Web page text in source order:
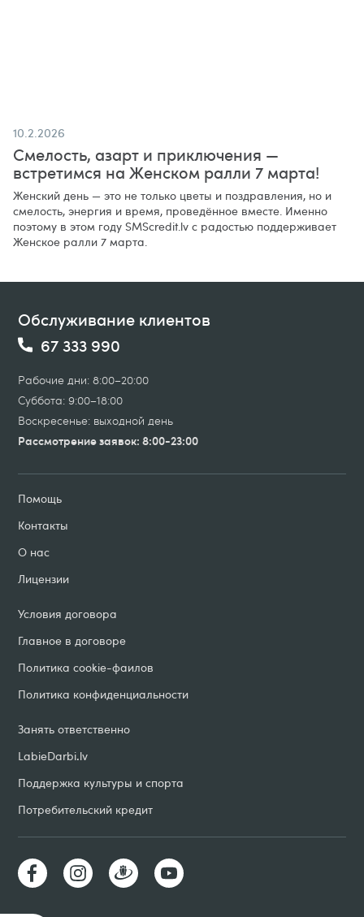
10.2.2026
Смелость, азарт и приключения —
встретимся на Женском ралли 7 марта!
Женский день — это не только цветы и поздравления, но и
смелость, энергия и время, проведённое вместе. Именно
поэтому в этом году SMScredit.lv с радостью поддерживает
Женское ралли 7 марта.
Обслуживание клиентов
67 333 990
Рабочие дни: 8:00–20:00
Суббота: 9:00–18:00
Воскресенье: выходной день
Рассмотрение заявок: 8:00-23:00
Помощь
Контакты
О нас
Лицензии
Занять ответственно
LabieDarbi.lv
Поддержка культуры и спорта
Потребительский кредит
Условия договорa
Главное в договоре
Политика cookie-фаилов
Политика конфиденциальности